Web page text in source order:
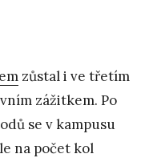
zůstal i ve třetím
zážitkem. Po
se v kampusu
na počet kol